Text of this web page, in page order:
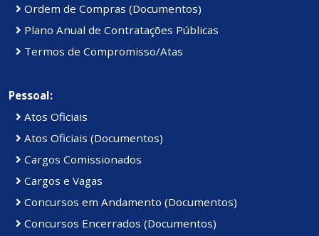
Ordem de Compras (Documentos)
Plano Anual de Contratações Públicas
Termos de Compromisso/Atas
Pessoal:
Atos Oficiais
Atos Oficiais (Documentos)
Cargos Comissionados
Cargos e Vagas
Concursos em Andamento (Documentos)
Concursos Encerrados (Documentos)